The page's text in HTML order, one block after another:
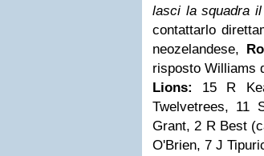
lasci la squadra
contattarlo
neozelandese,
risposto Williams
Lions:
15 R
Twelvetrees, 11
Grant, 2 R Best
O'Brien, 7 J